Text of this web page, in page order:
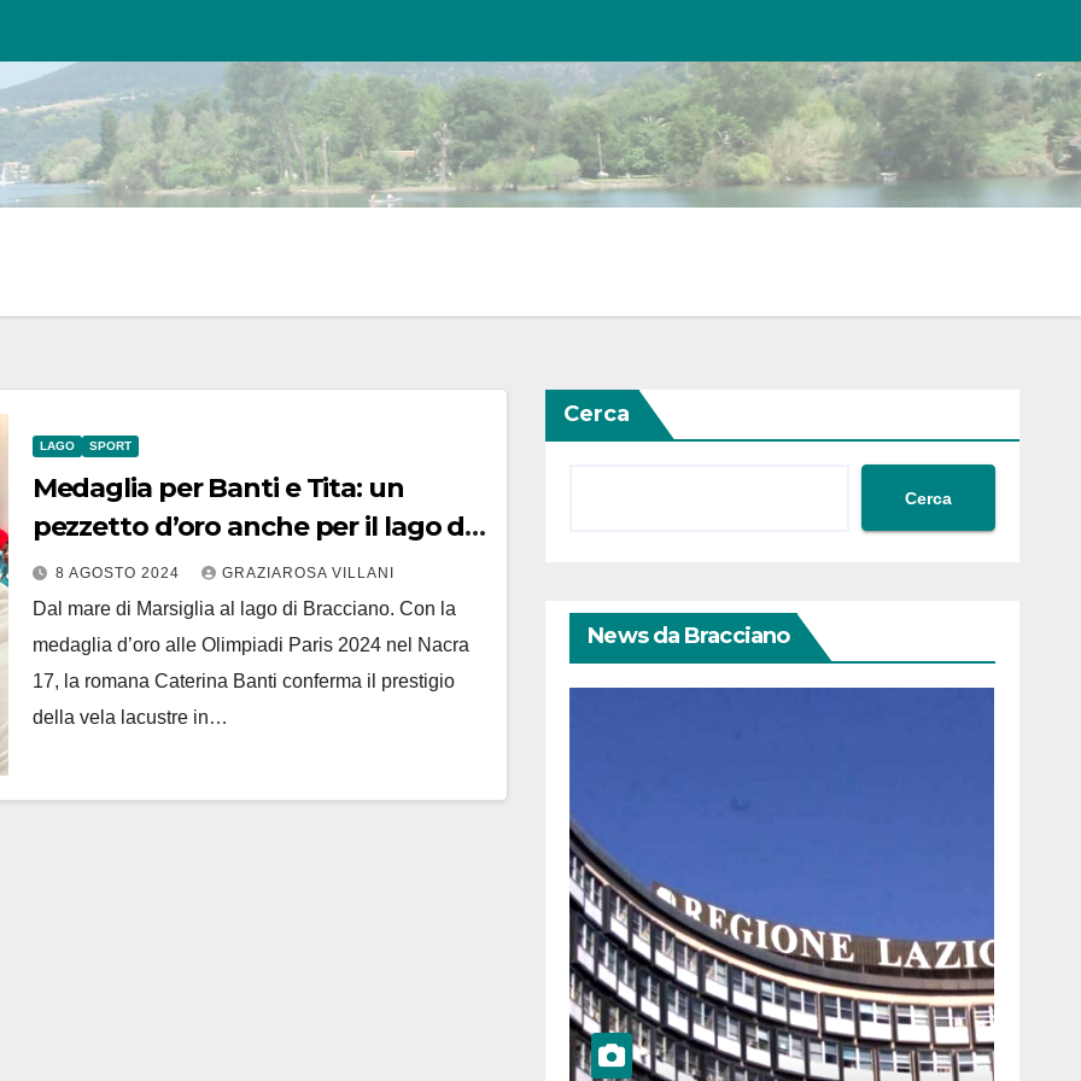
LAGO SPORT
Medaglia per Banti e Tita: un
pezzetto d’oro anche per il lago di
Bracciano
8 AGOSTO 2024 GRAZIAROSA VILLANI
Dal mare di Marsiglia al lago di Bracciano. Con la
medaglia d’oro alle Olimpiadi Paris 2024 nel Nacra
17, la romana Caterina Banti conferma il prestigio
della vela lacustre in…
Cerca
Cerca
News da Bracciano